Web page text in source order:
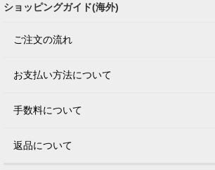
ショッピングガイド(海外)
ご注文の流れ
お支払い方法について
手数料について
返品について